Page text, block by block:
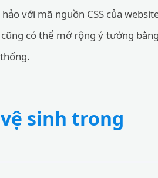
với mã nguồn CSS của
có thể mở rộng ý tưởng bằng
sinh trong